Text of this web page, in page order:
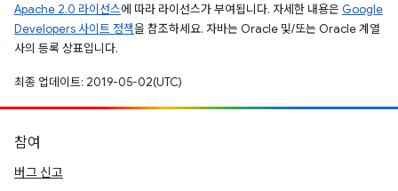
Apache 2.0 라이선스에 따라 라이선스가 부여됩니다. 자세한 내용은 Google
Developers 사이트 정책을 참조하세요. 자바는 Oracle 및/또는 Oracle 계열
사의 등록 상표입니다.
최종 업데이트: 2019-05-02(UTC)
참여
버그 신고